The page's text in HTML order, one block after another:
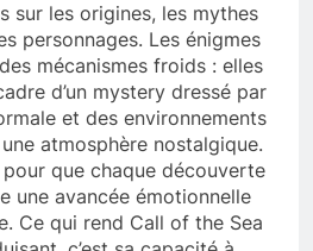
sur les origines, les mythes
personnages. Les énigmes
mécanismes froids : elles
d’un mystery dressé par
et des environnements
atmosphère nostalgique.
que chaque découverte
une avancée émotionnelle
Ce qui rend Call of the Sea